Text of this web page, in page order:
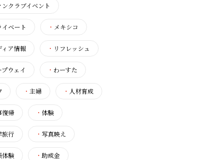
ンクラブイベント
イベート ・ メキシコ
ィア情報 ・ リフレッシュ
プウェイ ・ わーすた
・ 主婦 ・ 人材育成
復帰 ・ 体験
旅行 ・ 写真映え
体験 ・ 助成金